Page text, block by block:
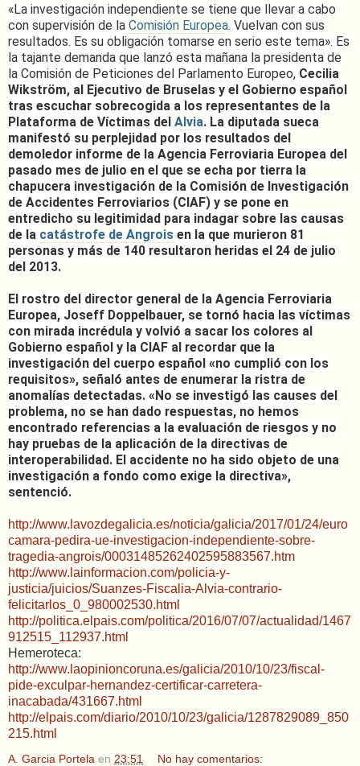
«La investigación independiente se tiene que llevar a cabo
con supervisión de la Comisión Europea. Vuelvan con sus
resultados. Es su obligación tomarse en serio este tema». Es
la tajante demanda que lanzó esta mañana la presidenta de
la Comisión de Peticiones del Parlamento Europeo, Cecilia
Wikström, al Ejecutivo de Bruselas y el Gobierno español
tras escuchar sobrecogida a los representantes de la
Plataforma de Víctimas del Alvia. La diputada sueca
manifestó su perplejidad por los resultados del
demoledor informe de la Agencia Ferroviaria Europea del
pasado mes de julio en el que se echa por tierra la
chapucera investigación de la Comisión de Investigación
de Accidentes Ferroviarios (CIAF) y se pone en
entredicho su legitimidad para indagar sobre las causas
de la catástrofe de Angrois en la que murieron 81
personas y más de 140 resultaron heridas el 24 de julio
del 2013.
El rostro del director general de la Agencia Ferroviaria
Europea, Joseff Doppelbauer, se tornó hacia las víctimas
con mirada incrédula y volvió a sacar los colores al
Gobierno español y la CIAF al recordar que la
investigación del cuerpo español «no cumplió con los
requisitos», señaló antes de enumerar la ristra de
anomalías detectadas. «No se investigó las causes del
problema, no se han dado respuestas, no hemos
encontrado referencias a la evaluación de riesgos y no
hay pruebas de la aplicación de la directivas de
interoperabilidad. El accidente no ha sido objeto de una
investigación a fondo como exige la directiva»,
sentenció.
http://www.lavozdegalicia.es/noticia/galicia/2017/01/24/euro
camara-pedira-ue-investigacion-independiente-sobre-
tragedia-angrois/00031485262402595883567.htm
http://www.lainformacion.com/policia-y-
justicia/juicios/Suanzes-Fiscalia-Alvia-contrario-
felicitarlos_0_980002530.html
http://politica.elpais.com/politica/2016/07/07/actualidad/1467
912515_112937.html
Hemeroteca:
http://www.laopinioncoruna.es/galicia/2010/10/23/fiscal-
pide-exculpar-hernandez-certificar-carretera-
inacabada/431667.html
http://elpais.com/diario/2010/10/23/galicia/1287829089_850
215.html
A. Garcia Portela en 23:51 No hay comentarios: